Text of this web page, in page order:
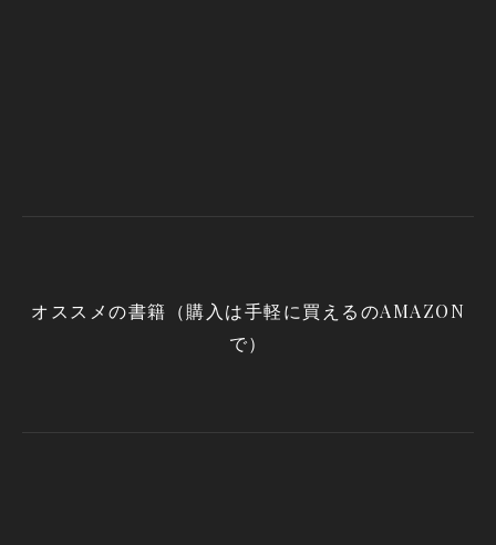
オススメの書籍（購入は手軽に買えるのAMAZON
で）